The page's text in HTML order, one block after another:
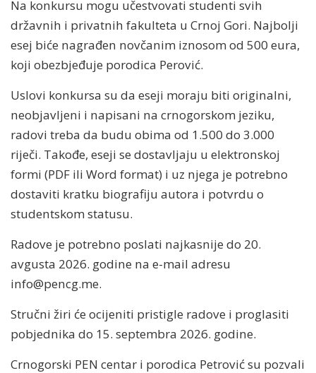
Na konkursu mogu učestvovati studenti svih
državnih i privatnih fakulteta u Crnoj Gori. Najbolji
esej biće nagrađen novčanim iznosom od 500 eura,
koji obezbjeđuje porodica Perović.
Uslovi konkursa su da eseji moraju biti originalni,
neobjavljeni i napisani na crnogorskom jeziku,
radovi treba da budu obima od 1.500 do 3.000
riječi. Takođe, eseji se dostavljaju u elektronskoj
formi (PDF ili Word format) i uz njega je potrebno
dostaviti kratku biografiju autora i potvrdu o
studentskom statusu.
Radove je potrebno poslati najkasnije do 20.
avgusta 2026. godine na e-mail adresu
info@pencg.me.
Stručni žiri će ocijeniti pristigle radove i proglasiti
pobjednika do 15. septembra 2026. godine.
Crnogorski PEN centar i porodica Petrović su pozvali